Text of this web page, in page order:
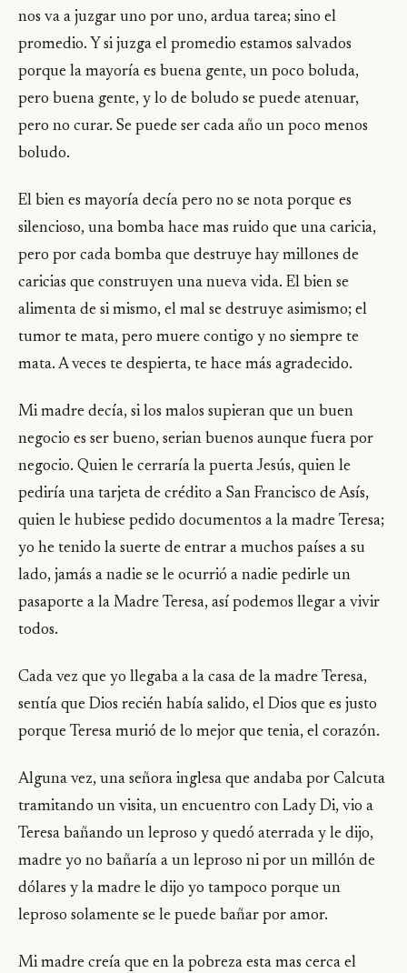
nos va a juzgar uno por uno, ardua tarea; sino el
promedio. Y si juzga el promedio estamos salvados
porque la mayoría es buena gente, un poco boluda,
pero buena gente, y lo de boludo se puede atenuar,
pero no curar. Se puede ser cada año un poco menos
boludo.
El bien es mayoría decía pero no se nota porque es
silencioso, una bomba hace mas ruido que una caricia,
pero por cada bomba que destruye hay millones de
caricias que construyen una nueva vida. El bien se
alimenta de si mismo, el mal se destruye asimismo; el
tumor te mata, pero muere contigo y no siempre te
mata. A veces te despierta, te hace más agradecido.
Mi madre decía, si los malos supieran que un buen
negocio es ser bueno, serian buenos aunque fuera por
negocio. Quien le cerraría la puerta Jesús, quien le
pediría una tarjeta de crédito a San Francisco de Asís,
quien le hubiese pedido documentos a la madre Teresa;
yo he tenido la suerte de entrar a muchos países a su
lado, jamás a nadie se le ocurrió a nadie pedirle un
pasaporte a la Madre Teresa, así podemos llegar a vivir
todos.
Cada vez que yo llegaba a la casa de la madre Teresa,
sentía que Dios recién había salido, el Dios que es justo
porque Teresa murió de lo mejor que tenia, el corazón.
Alguna vez, una señora inglesa que andaba por Calcuta
tramitando un visita, un encuentro con Lady Di, vio a
Teresa bañando un leproso y quedó aterrada y le dijo,
madre yo no bañaría a un leproso ni por un millón de
dólares y la madre le dijo yo tampoco porque un
leproso solamente se le puede bañar por amor.
Mi madre creía que en la pobreza esta mas cerca el